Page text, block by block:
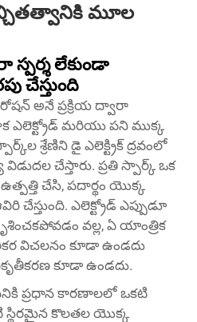
మూల
స్పర్శ లేకుండా
చేస్తుంది
అనే ప్రక్రియ ద్వారా
ఎలెక్ట్రోడ్ మరియు పని ముక్క
శ్రేణిని డై ఎలెక్ట్రిక్ ద్రవంలో
చేస్తారు. ప్రతి స్పార్క్ ఒక
ఉత్పత్తి చేసి, పదార్థం యొక్క
చేస్తుంది. ఎలెక్ట్రోడ్ ఎప్పుడూ
వల్ల, ఏ యాంత్రిక
విచలనం కూడా ఉండదు
కూడా ఉండదు.
ప్రధాన కారణాలలో ఒకటి
స్థిరమైన కొలతల యొక్క